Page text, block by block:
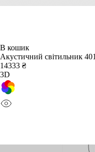
В кошик
Акустичний світильник
14333 ₴
3D